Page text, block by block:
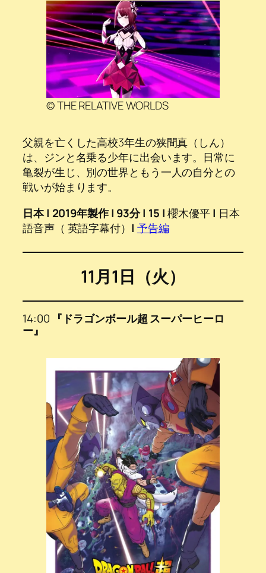
© THE RELATIVE WORLDS
父親を亡くした高校3年生の狭間真（しん）
は、ジンと名乗る少年に出会います。日常に
亀裂が生じ、別の世界ともう一人の自分との
戦いが始まります。
日本 | 2019年製作 | 93分 | 15 |櫻木優平| 日本
語音声（ 英語字幕付） | 予告編
11月1日（火）
14:00 『ドラゴンボール超 スーパーヒーロ
ー』